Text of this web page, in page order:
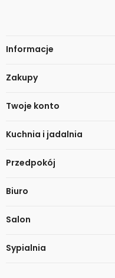
Informacje
Zakupy
Twoje konto
Kuchnia i jadalnia
Przedpokój
Biuro
Salon
Sypialnia